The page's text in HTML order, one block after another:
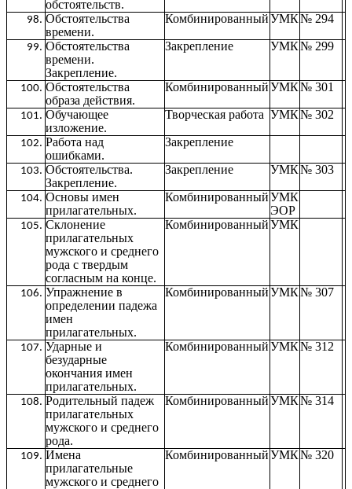
обстоятельств.
Обстоятельства
времени.
КомбинированныйУМК№ 294
Обстоятельства
времени.
Закрепление.
Закрепление УМК№ 299
Обстоятельства
образа действия.
КомбинированныйУМК№ 301
Обучающее
изложение.
Творческая работа УМК№ 302
Работа над
ошибками.
Закрепление
Обстоятельства.
Закрепление.
Закрепление УМК№ 303
Основы имен
прилагательных.
КомбинированныйУМК
ЭОР
Склонение
прилагательных
мужского и среднего
рода с твердым
согласным на конце.
КомбинированныйУМК
Упражнение в
определении падежа
имен
прилагательных.
КомбинированныйУМК№ 307
Ударные и
безударные
окончания имен
прилагательных.
КомбинированныйУМК№ 312
Родительный падеж
прилагательных
мужского и среднего
рода.
КомбинированныйУМК№ 314
Имена
прилагательные
мужского и среднего
КомбинированныйУМК№ 320